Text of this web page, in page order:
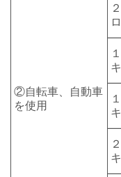
②自転車、自動車
を使用